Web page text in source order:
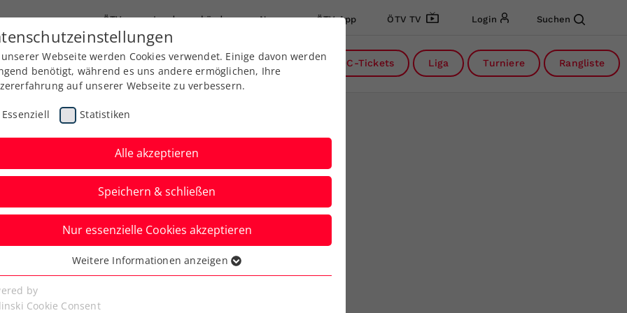
ÖTV Landesverbände News ÖTV App ÖTV TV Login Suchen
Ausbildung Services Über uns DC-Tickets Liga Turniere Rangliste
Linz:
Tennistalentsuche
Webseite werden Cookies verwendet. Einige davon werden
benötigt, während es uns andere ermöglichen, Ihre
auf unserer Webseite zu verbessern.
Essenziell Statistiken
Alle akzeptieren
Speichern & schließen
Nur essenzielle Cookies akzeptieren
Cookies werden für grundlegende Funktionen der
benötigt. Dadurch ist gewährleistet, dass die Webseite
Weitere Informationen anzeigen
by
Cookie Consent